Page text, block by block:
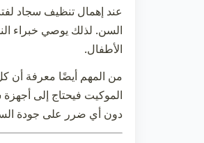
عند إهمال تنظيف سجاد
السن. لذلك يوصي خبراء
الأطفال.
من المهم أيضًا معرفة أن
الموكيت فيحتاج إلى
دون أي ضرر على جودة